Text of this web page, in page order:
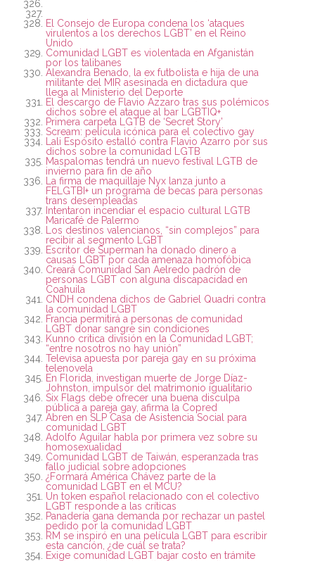
El Consejo de Europa condena los ‘ataques
virulentos a los derechos LGBT’ en el Reino
Unido
Comunidad LGBT es violentada en Afganistán
por los talibanes
Alexandra Benado, la ex futbolista e hija de una
militante del MIR asesinada en dictadura que
llega al Ministerio del Deporte
El descargo de Flavio Azzaro tras sus polémicos
dichos sobre el ataque al bar LGBTIQ+
Primera carpeta LGTB de ‘Secret Story’
Scream: película icónica para el colectivo gay
Lali Espósito estalló contra Flavio Azarro por sus
dichos sobre la comunidad LGTB
Maspalomas tendrá un nuevo festival LGTB de
invierno para fin de año
La firma de maquillaje Nyx lanza junto a
FELGTBI+ un programa de becas para personas
trans desempleadas
Intentaron incendiar el espacio cultural LGTB
Maricafé de Palermo
Los destinos valencianos, “sin complejos” para
recibir al segmento LGBT
Escritor de Superman ha donado dinero a
causas LGBT por cada amenaza homofóbica
Creará Comunidad San Aelredo padrón de
personas LGBT con alguna discapacidad en
Coahuila
CNDH condena dichos de Gabriel Quadri contra
la comunidad LGBT
Francia permitirá a personas de comunidad
LGBT donar sangre sin condiciones
Kunno critica división en la Comunidad LGBT;
“entre nosotros no hay unión”
Televisa apuesta por pareja gay en su próxima
telenovela
En Florida, investigan muerte de Jorge Díaz-
Johnston, impulsor del matrimonio igualitario
Six Flags debe ofrecer una buena disculpa
pública a pareja gay, afirma la Copred
Abren en SLP Casa de Asistencia Social para
comunidad LGBT
Adolfo Aguilar habla por primera vez sobre su
homosexualidad
Comunidad LGBT de Taiwán, esperanzada tras
fallo judicial sobre adopciones
¿Formará América Chávez parte de la
comunidad LGBT en el MCU?
Un token español relacionado con el colectivo
LGBT responde a las críticas
Panadería gana demanda por rechazar un pastel
pedido por la comunidad LGBT
RM se inspiró en una película LGBT para escribir
esta canción, ¿de cuál se trata?
Exige comunidad LGBT bajar costo en trámite